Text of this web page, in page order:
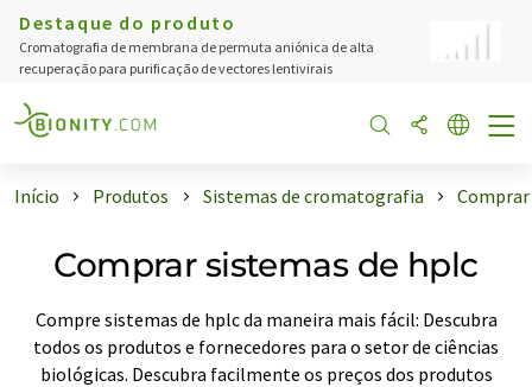
Destaque do produto
Cromatografia de membrana de permuta aniónica de alta
recuperação para purificação de vectores lentivirais
Início Produtos Sistemas de cromatografia Comprar
Comprar sistemas de hplc
Compre sistemas de hplc da maneira mais fácil: Descubra
todos os produtos e fornecedores para o setor de ciências
biológicas. Descubra facilmente os preços dos produtos